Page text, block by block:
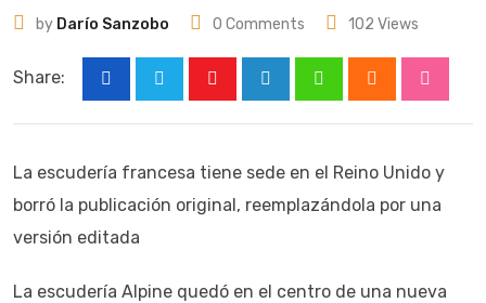
by Darío Sanzobo 0 Comments 102 Views
Share:
La escudería francesa tiene sede en el Reino Unido y
borró la publicación original, reemplazándola por una
versión editada
La escudería Alpine quedó en el centro de una nueva